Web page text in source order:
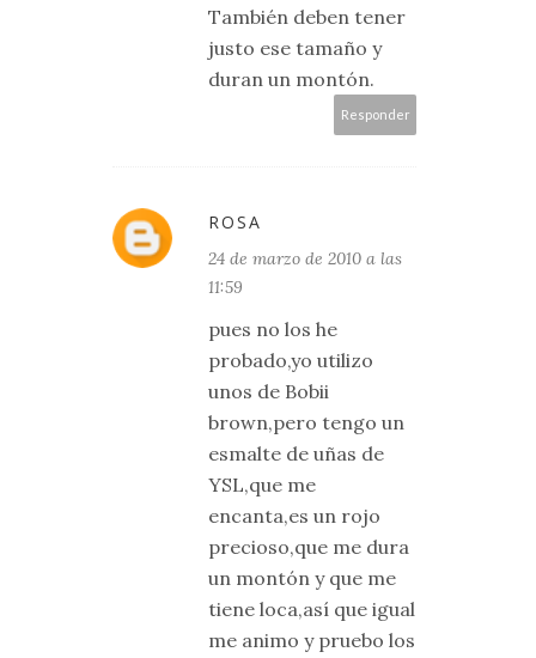
También deben tener
justo ese tamaño y
duran un montón.
Responder
ROSA
24 de marzo de 2010 a las
11:59
pues no los he
probado,yo utilizo
unos de Bobii
brown,pero tengo un
esmalte de uñas de
YSL,que me
encanta,es un rojo
precioso,que me dura
un montón y que me
tiene loca,así que igual
me animo y pruebo los